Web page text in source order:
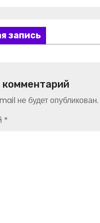
запись
не будет опубликован.
*